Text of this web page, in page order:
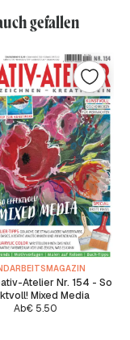
gefallen
Atelier Nr. 154 - So
Mixed Media
Ab€5.50